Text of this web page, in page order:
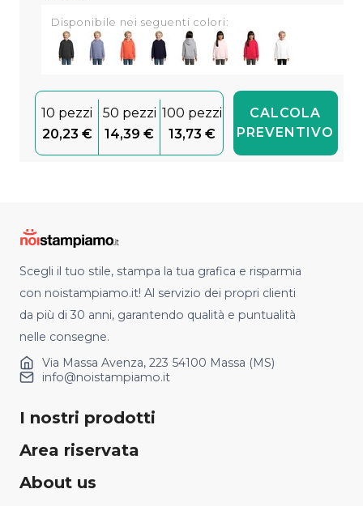
Disponibile nei seguenti colori:
10 pezzi
20,23 €
50 pezzi
14,39 €
100 pezzi
13,73 €
CALCOLA
PREVENTIVO
Scegli il tuo stile, stampa la tua grafica e risparmia
con noistampiamo.it! Al servizio dei propri clienti
da più di 30 anni, garantendo qualità e puntualità
nelle consegne.
Via Massa Avenza, 223 54100 Massa (MS)
info@noistampiamo.it
I nostri prodotti
Area riservata
About us